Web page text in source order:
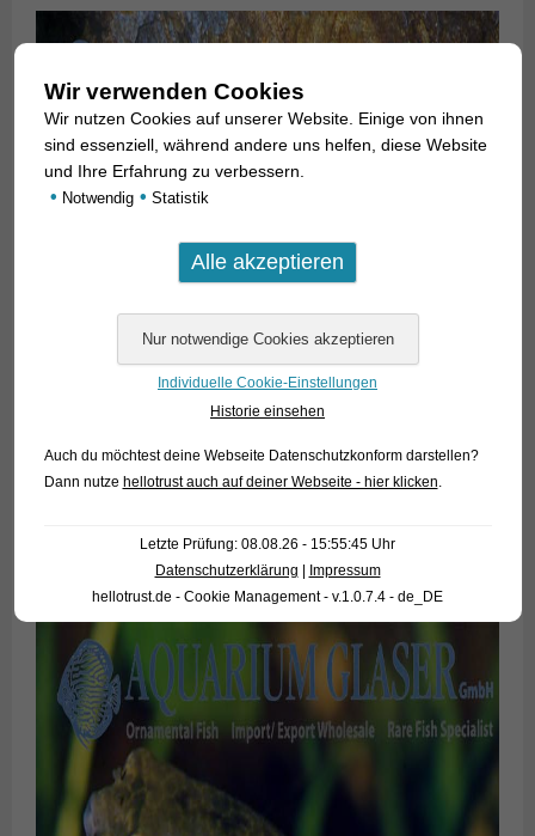
Wir verwenden Cookies
Wir nutzen Cookies auf unserer Website. Einige von ihnen
sind essenziell, während andere uns helfen, diese Website
und Ihre Erfahrung zu verbessern.
• Notwendig • Statistik
Individuelle Cookie-Einstellungen
Historie einsehen
Auch du möchtest deine Webseite Datenschutzkonform darstellen?
Dann nutze hellotrust auch auf deiner Webseite - hier klicken.
Letzte Prüfung: 08.08.26 - 15:55:45 Uhr
Datenschutzerklärung
Impressum
hellotrust.de - Cookie Management - v.1.0.7.4 - de_DE